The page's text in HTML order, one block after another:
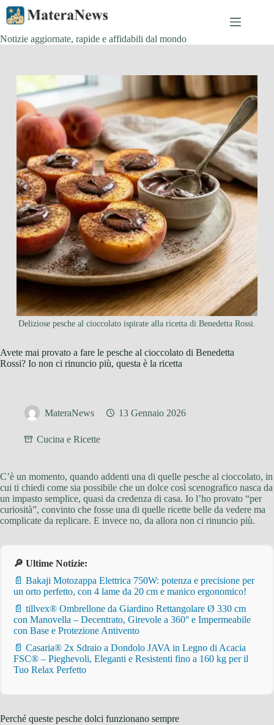
Salta
contenuto
Notizie aggiornate, rapide e affidabili dal mondo
Deliziose pesche al cioccolato ispirate alla ricetta di Benedetta Rossi.
Avete mai provato a fare le pesche al cioccolato di Benedetta
Rossi? Io non ci rinuncio più, questa è la ricetta
MateraNews 13 Gennaio 2026
Cucina e Ricette
C’è un momento, quando addenti una di quelle pesche al cioccolato, in
cui ti chiedi come sia possibile che un dolce così scenografico nasca da
un impasto semplice, quasi da credenza di casa. Io l’ho provato “per
curiosità”, convinto che fosse una di quelle ricette belle da vedere ma
complicate da replicare. E invece no, da allora non ci rinuncio più.
🔎 Ultime Notizie:
📄 Bakaji Motozappa Elettrica 750W: potenza e precisione per
un orto perfetto, con 4 lame da 20 cm e manico ergonomico!
📄 tillvex® Ombrellone da Giardino Rettangolare Ø 330 cm
con Manovella – Decentrato, Girevole a 360° e Impermeabile
con Base e Protezione Antivento
📄 Casaria® 2x Sdraio a Dondolo JAVA in Legno di Acacia
FSC® – Pieghevoli, Eleganti e Resistenti fino a 160 kg per il
Tuo Relax Perfetto
Perché queste pesche dolci funzionano sempre